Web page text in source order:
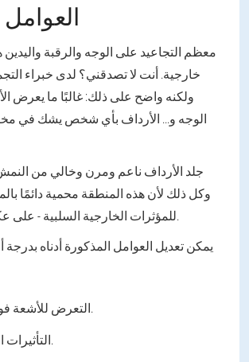
معظم التجاعيد على الوجه والرقبة
خارجية. أنت لا تصدقني؟ لدى خبراء
ولكنه واضح على ذلك: غالبًا ما يعرض
الوجه و... الأرداف بأي شخص يشك في
جلد الأرداف ناعم ومرن وخالي من النمش
وكل ذلك لأن هذه المنطقة محمية دائمًا
للمؤثرات الخارجية السلبية - على عكس بشرة الوجه.
يمكن تعديل العوامل المذكورة أدناه
التعرض للأشعة فوق البنفسجية.
التأثيرات البيئية السلبية.